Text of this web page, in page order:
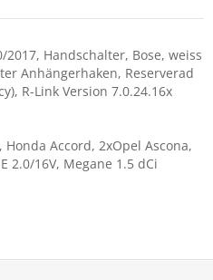
2017, Handschalter, Bose, weiss
Anhängerhaken, Reserverad
R-Link Version 7.0.24.16x
Accord, 2xOpel Ascona,
2.0/16V, Megane 1.5 dCi